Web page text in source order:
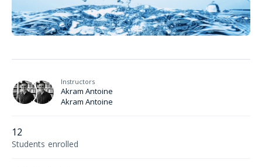
Instructors
Akram Antoine
Akram Antoine
12
Students enrolled